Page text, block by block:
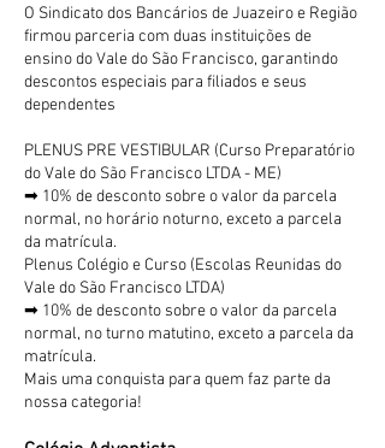
O Sindicato dos Bancários de Juazeiro e Região
firmou parceria com duas instituições de
ensino do Vale do São Francisco, garantindo
descontos especiais para filiados e seus
dependentes
PLENUS PRE VESTIBULAR (Curso Preparatório
do Vale do São Francisco LTDA - ME)
➡ 10% de desconto sobre o valor da parcela
normal, no horário noturno, exceto a parcela
da matrícula.
Plenus Colégio e Curso (Escolas Reunidas do
Vale do São Francisco LTDA)
➡ 10% de desconto sobre o valor da parcela
normal, no turno matutino, exceto a parcela da
matrícula.
Mais uma conquista para quem faz parte da
nossa categoria!